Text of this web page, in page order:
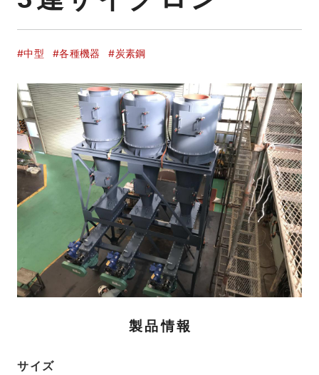
#中型 #各種機器 #炭素鋼
製品情報
サイズ